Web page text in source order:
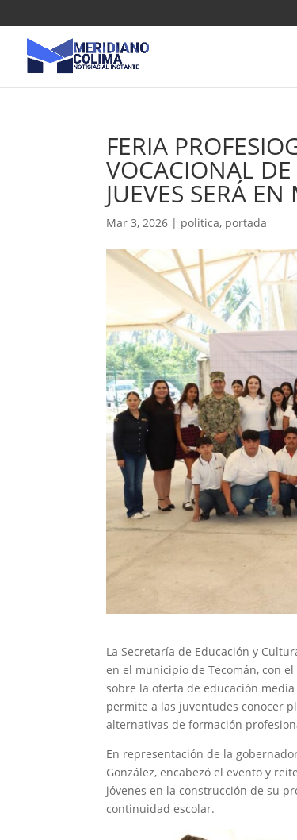
FERIA
VOCACIONAL
JUEVES SERÁ
Mar 3, 2026 | politica, portada
La Secretaría de Educación y
en el municipio de Tecomán, con
sobre la oferta de educación
permite a las juventudes conocer
alternativas de formación
En representación de la
González, encabezó el evento y
jóvenes en la construcción de su
continuidad escolar.